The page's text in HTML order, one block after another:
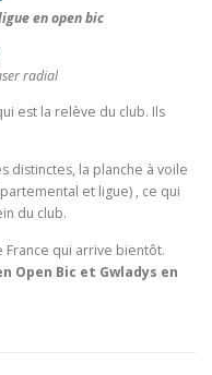
en open bic
radial
est la relève du club. Ils
distinctes, la planche à voile
et ligue) , ce qui
du club.
France qui arrive bientôt.
Bic et Gwladys en